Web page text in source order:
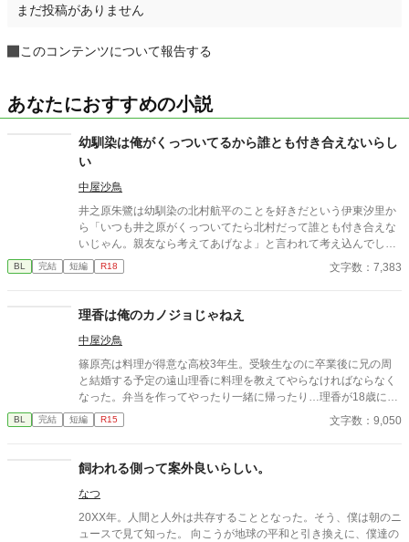
まだ投稿がありません
このコンテンツについて報告する
あなたにおすすめの小説
幼馴染は俺がくっついてるから誰とも付き合えないらし
い
中屋沙鳥
井之原朱鷺は幼馴染の北村航平のことを好きだという伊東汐里か
ら「いつも井之原がくっついてたら北村だって誰とも付き合えな
いじゃん。親友なら考えてあげなよ」と言われて考え込んでしま
う。俺は航平の邪魔をしているのか？実は片思いをしているけど
航平のためを考えた方が良いのかもしれない。それをきっかけに
BL 完結 短編 R18 文字数：7,383
理香は俺のカノジョじゃねえ
中屋沙鳥
篠原亮は料理が得意な高校3年生。受験生なのに卒業後に兄の周
と結婚する予定の遠山理香に料理を教えてやらなければならなく
なった。弁当を作ってやったり一緒に帰ったり…理香が18歳にな
るまではなぜか兄のカノジョだということはみんなに内緒にしな
ければならない。そのため友だちでイケメンの櫻井和樹やチャラ
しまうことに。そうこうしているうちに和樹の様子がおかしくな
って？口の悪い高校生男子の学生ライフ/男女CPあります。
BL 完結 短編 R15 文字数：9,050
飼われる側って案外良いらしい。
なつ
20XX年。人間と人外は共存することとなった。そう、僕は朝のニ
ュースで見て知った。 向こうが地球の平和と引き換えに、僕達の